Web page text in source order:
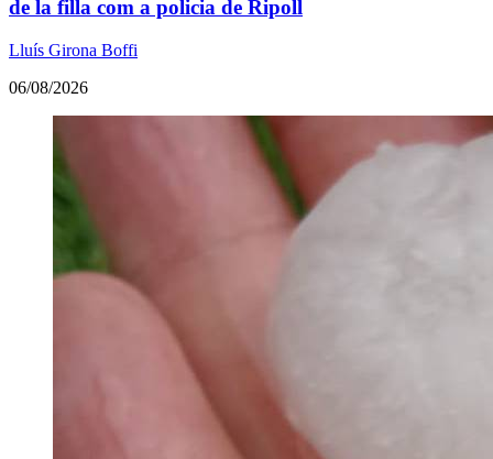
de la filla com a policia de Ripoll
Lluís Girona Boffi
06/08/2026